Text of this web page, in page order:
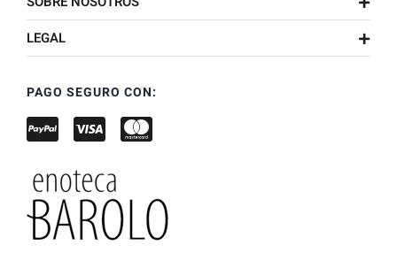
LEGAL
PAGO SEGURO CON: